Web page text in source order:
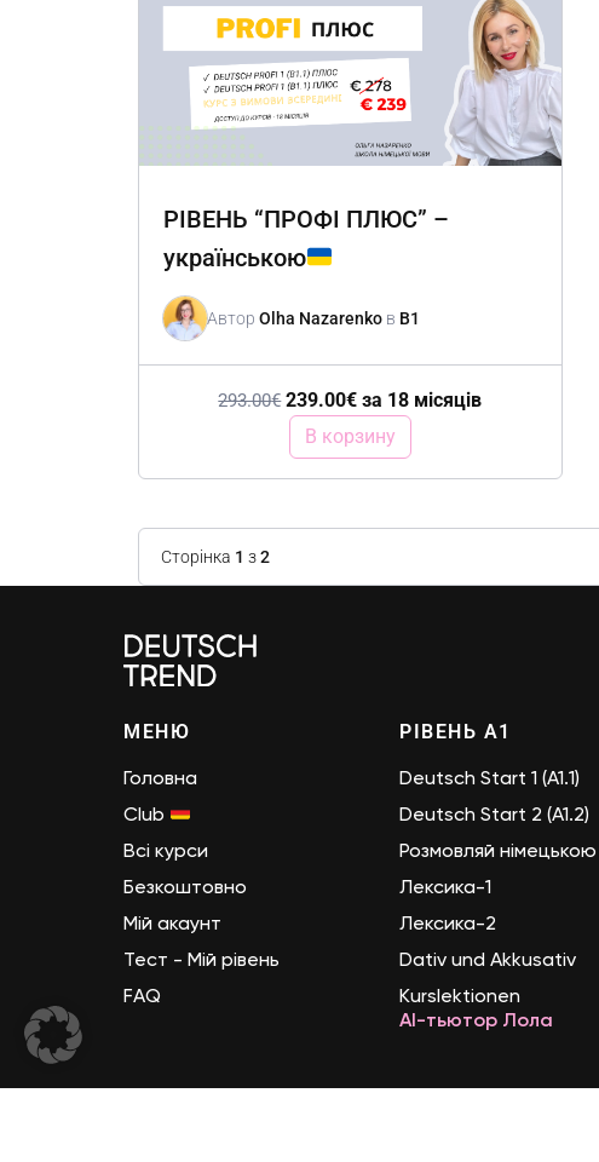
РІВЕНЬ “ПРОФІ ПЛЮС” –
українською
Автор Olha Nazarenko в B1
293.00€ 239.00€ за 18 місяців
В корзину
Сторінка 1 з2
МЕНЮ
Головна
Club
Всі курси
Безкоштовно
Мій акаунт
Тест - Мій рівень
FAQ
РІВЕНЬ А1
Deutsch Start 1 (A1.1)
Deutsch Start 2 (A1.2)
Розмовляй німецькою
Лексика-1
Лексика-2
Dativ und Akkusativ
Kurslektionen
AI-тьютор Лола